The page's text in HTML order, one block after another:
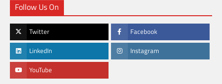
Follow Us On
Twitter Facebook
LinkedIn Instagram
YouTube